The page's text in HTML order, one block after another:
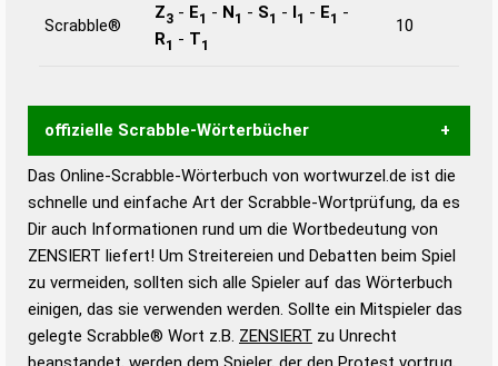
Scrabble®
Z3 - E1 - N1 - S1 - I1 - E1 -
R1 - T1
10
offizielle Scrabble-Wörterbücher
Wortwurzel liefert mit Hilfe eines semantischen
Wortanalyse-Algorithmus gute Anhaltspunkte zu
Wortbedeutung, Worttrennung und Wortform, um die
Gültigkeit eines Wortes für das Scrabble-Spiel zu
bestimmen!
zugelassene Turnier Scrabble-
Wörterbücher sind:
Das Online-Scrabble-Wörterbuch von wortwurzel.de ist die
schnelle und einfache Art der Scrabble-Wortprüfung, da es
Dir auch Informationen rund um die Wortbedeutung von
ZENSIERT liefert! Um Streitereien und Debatten beim Spiel
zu vermeiden, sollten sich alle Spieler auf das Wörterbuch
einigen, das sie verwenden werden. Sollte ein Mitspieler das
gelegte Scrabble® Wort z.B. ZENSIERT zu Unrecht